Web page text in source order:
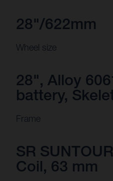
28"/622mm
Wheel size
28", Alloy
battery,
Frame
SR
Coil, 63 mm